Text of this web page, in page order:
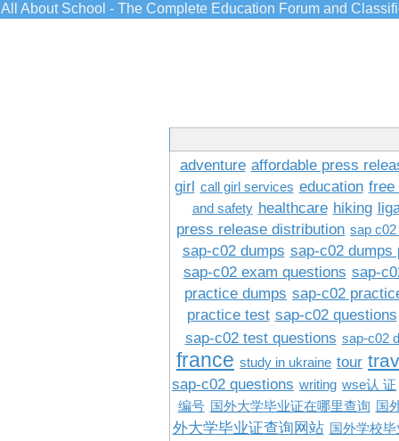
All About School - The Complete Education Forum and
adventure affordable press
girl call girl services education free
and safety healthcare hiking
press release distribution sap
sap-c02 dumps sap-c02 dumps
sap-c02 exam questions sap-
practice dumps sap-c02
practice test sap-c02 questions
sap-c02 test questions sap-c02
france study in ukraine tour
sap-c02 questions writing wse认 证
编号 国外大学毕业证在哪里查询 国
外大学毕业证查询网站 国外学校